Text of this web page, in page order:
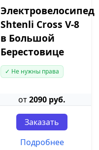
Электровелосипед
Shtenli Cross V-8
в Большой
Берестовице
✓ Не нужны права
от2090 руб.
Заказать
Подробнее